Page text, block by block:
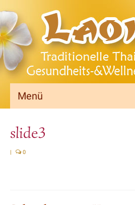
Menü
Willkommen
slide3
| 0